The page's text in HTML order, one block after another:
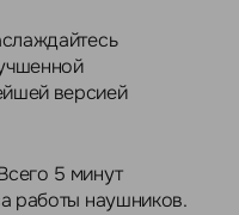
версией
5 минут
работы наушников.